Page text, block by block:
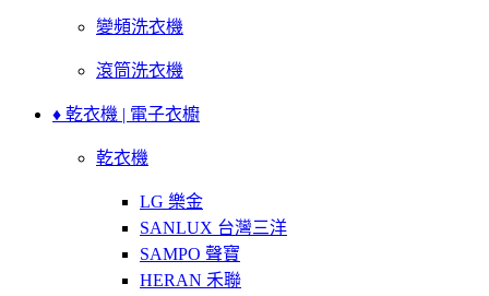
變頻洗衣機
滾筒洗衣機
♦ 乾衣機 | 電子衣櫥
乾衣機
LG 樂金
SANLUX 台灣三洋
SAMPO 聲寶
HERAN 禾聯